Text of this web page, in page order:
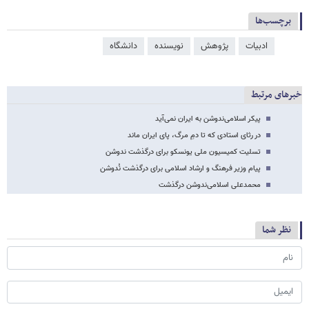
برچسب‌ها
ادبیات پژوهش نویسنده دانشگاه
خبرهای مرتبط
پیکر اسلامی‌ندوشن به ایران نمی‌آید
در رثای استادی که تا دمِ مرگ، پای ایران ماند
تسلیت کمیسیون ملی یونسکو برای درگذشت ندوشن
پیام وزیر فرهنگ و ارشاد اسلامی برای درگذشت نُدوشن
محمدعلی اسلامی‌ندوشن درگذشت
نظر شما